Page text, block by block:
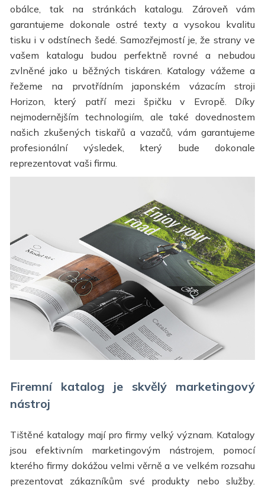
obálce, tak na stránkách katalogu. Zároveň vám
garantujeme dokonale ostré texty a vysokou kvalitu
tisku i v odstínech šedé. Samozřejmostí je, že strany ve
vašem katalogu budou perfektně rovné a nebudou
zvlněné jako u běžných tiskáren. Katalogy vážeme a
řežeme na prvotřídním japonském vázacím stroji
Horizon, který patří mezi špičku v Evropě. Díky
nejmodernějším technologiím, ale také dovednostem
našich zkušených tiskařů a vazačů, vám garantujeme
profesionální výsledek, který bude dokonale
reprezentovat vaši firmu.
Firemní katalog je skvělý marketingový
nástroj
Tištěné katalogy mají pro firmy velký význam. Katalogy
jsou efektivním marketingovým nástrojem, pomocí
kterého firmy dokážou velmi věrně a ve velkém rozsahu
prezentovat zákazníkům své produkty nebo služby.